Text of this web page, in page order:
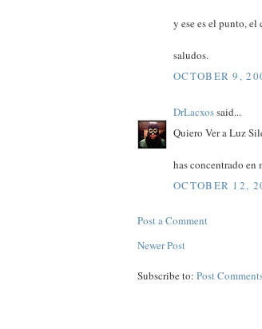
y ese es el punto,
saludos.
OCTOBER 9,
DrLacxossaid...
Quiero Ver a Luz
has concentrado
OCTOBER 12,
Post a Comment
Newer Post
Subscribe to: Post